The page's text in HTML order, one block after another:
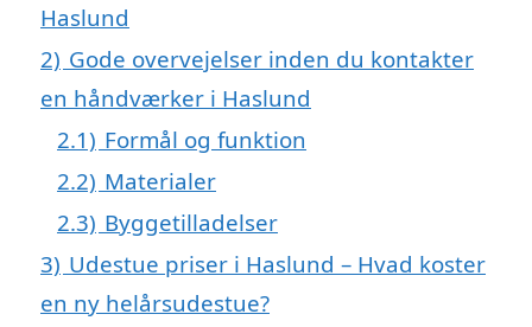
Haslund
2) Gode overvejelser inden du kontakter
en håndværker i Haslund
2.1) Formål og funktion
2.2) Materialer
2.3) Byggetilladelser
3) Udestue priser i Haslund – Hvad koster
en ny helårsudestue?